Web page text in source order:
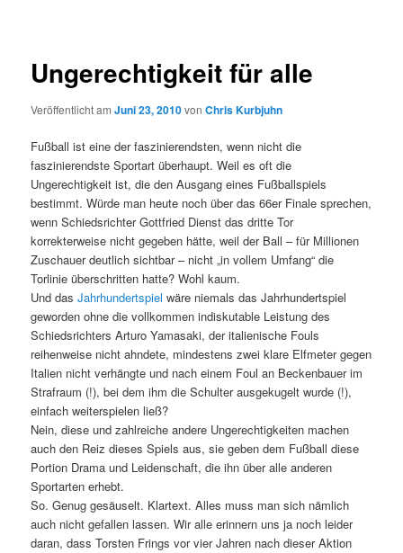
Ungerechtigkeit für alle
Veröffentlicht amJuni 23, 2010vonChris Kurbjuhn
Fußball ist eine der faszinierendsten, wenn nicht die
faszinierendste Sportart überhaupt. Weil es oft die
Ungerechtigkeit ist, die den Ausgang eines Fußballspiels
bestimmt. Würde man heute noch über das 66er Finale sprechen,
wenn Schiedsrichter Gottfried Dienst das dritte Tor
korrekterweise nicht gegeben hätte, weil der Ball – für Millionen
Zuschauer deutlich sichtbar – nicht „in vollem Umfang“ die
Torlinie überschritten hatte? Wohl kaum.
Und dasJahrhundertspiel wäre niemals das Jahrhundertspiel
geworden ohne die vollkommen indiskutable Leistung des
Schiedsrichters Arturo Yamasaki, der italienische Fouls
reihenweise nicht ahndete, mindestens zwei klare Elfmeter gegen
Italien nicht verhängte und nach einem Foul an Beckenbauer im
Strafraum (!), bei dem ihm die Schulter ausgekugelt wurde (!),
einfach weiterspielen ließ?
Nein, diese und zahlreiche andere Ungerechtigkeiten machen
auch den Reiz dieses Spiels aus, sie geben dem Fußball diese
Portion Drama und Leidenschaft, die ihn über alle anderen
Sportarten erhebt.
So. Genug gesäuselt. Klartext. Alles muss man sich nämlich
auch nicht gefallen lassen. Wir alle erinnern uns ja noch leider
daran, dass Torsten Frings vor vier Jahren nach dieser Aktion